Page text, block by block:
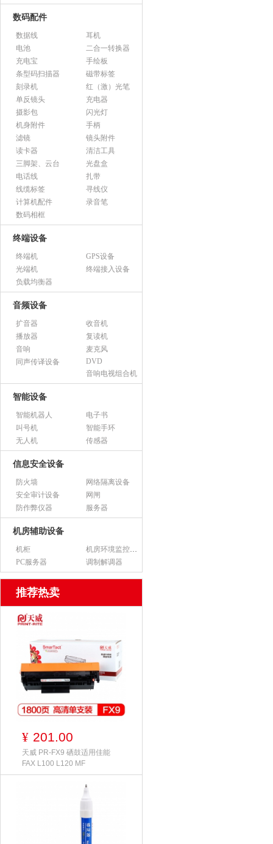
数码配件
数据线
耳机
电池
二合一转换器
充电宝
手绘板
条型码扫描器
磁带标签
刻录机
红（激）光笔
单反镜头
充电器
摄影包
闪光灯
机身附件
手柄
滤镜
镜头附件
读卡器
清洁工具
三脚架、云台
光盘盒
电话线
扎带
线缆标签
寻线仪
计算机配件
录音笔
数码相框
终端设备
终端机
GPS设备
光端机
终端接入设备
负载均衡器
音频设备
扩音器
收音机
播放器
复读机
音响
麦克风
同声传译设备
DVD
音响电视组合机
智能设备
智能机器人
电子书
叫号机
智能手环
无人机
传感器
信息安全设备
防火墙
网络隔离设备
安全审计设备
网闸
防作弊仪器
服务器
机房辅助设备
机柜
机房环境监控设备
PC服务器
调制解调器
推荐热卖
¥ 201.00
天威 PR-FX9 硒鼓适用佳能
FAX L100 L120 MF